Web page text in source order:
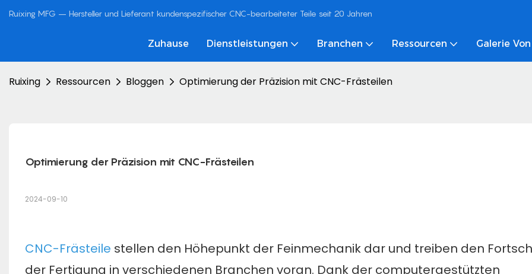
Ruixing MFG – Hersteller und Lieferant kundenspezifischer CNC-bearbeiteter Teile seit 20 Jahren
Zuhause Dienstleistungen Branchen Ressourcen Galerie
Ruixing Ressourcen Bloggen Optimierung der Präzision mit CNC-Frästeilen
Optimierung der Präzision mit CNC-Frästeilen
2024-09-10
CNC-Frästeile stellen den Höhepunkt der Feinmechanik dar und treiben den
der Fertigung in verschiedenen Branchen voran. Dank der computergestützten